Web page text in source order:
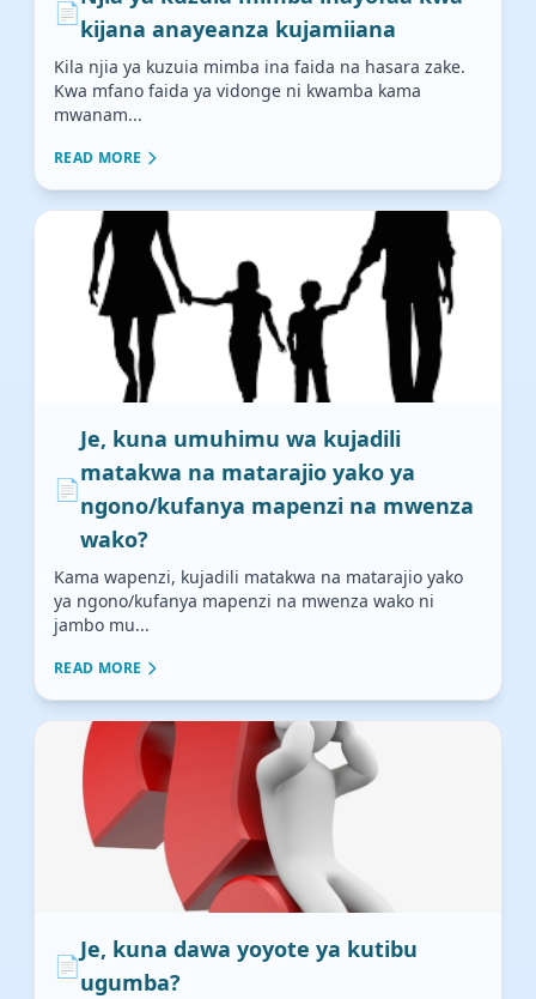
📄
kijana anayeanza kujamiiana
Kila njia ya kuzuia mimba ina faida na hasara zake.
Kwa mfano faida ya vidonge ni kwamba kama
mwanam...
READ MORE
📄
Je, kuna umuhimu wa kujadili
matakwa na matarajio yako ya
ngono/kufanya mapenzi na mwenza
wako?
Kama wapenzi, kujadili matakwa na matarajio yako
ya ngono/kufanya mapenzi na mwenza wako ni
jambo mu...
READ MORE
📄
Je, kuna dawa yoyote ya kutibu
ugumba?